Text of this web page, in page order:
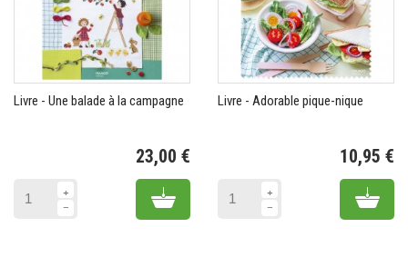
Livre - Une balade à la campagne
23,00 €
Add to cart
Livre - Adorable pique-nique
10,95 €
Add